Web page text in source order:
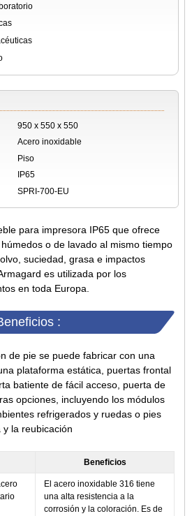
950 x 550 x 550
Acero inoxidable
Piso
IP65
SPRI-700-EU
para impresora IP65 que ofrece
o de lavado al mismo tiempo
suciedad, grasa e impactos
es utilizada por los
en toda Europa.
:
de pie se puede fabricar con una
plataforma estática, puertas frontal
batiente de fácil acceso, puerta de
opciones, incluyendo los módulos
refrigerados y ruedas o pies
y la reubicación
Beneficios
El acero inoxidable 316 tiene
una alta resistencia a la
corrosión y la coloración. Es de